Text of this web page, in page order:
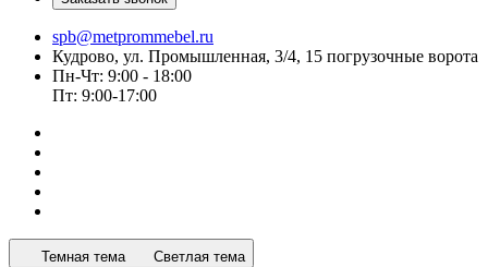
spb@metprommebel.ru
Кудрово, ул. Промышленная, 3/4, 15 погрузочные ворота
Пн-Чт: 9:00 - 18:00
Пт: 9:00-17:00
Темная тема Светлая тема